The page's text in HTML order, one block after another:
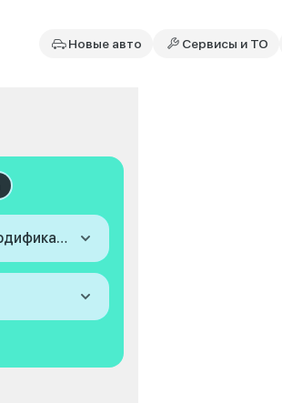
Новые авто Сервисы и ТО
Модификация